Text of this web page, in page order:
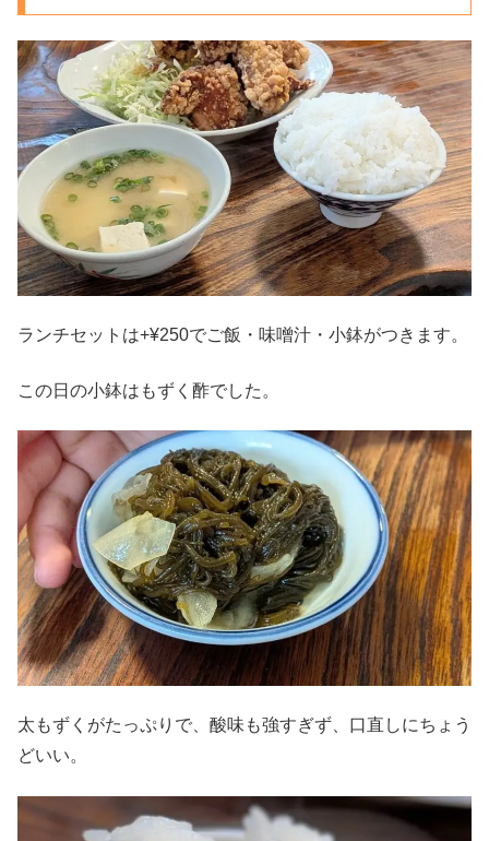
ランチセットは+¥250でご飯・味噌汁・小鉢がつきます。
この日の小鉢はもずく酢でした。
太もずくがたっぷりで、酸味も強すぎず、口直しにちょう
どいい。